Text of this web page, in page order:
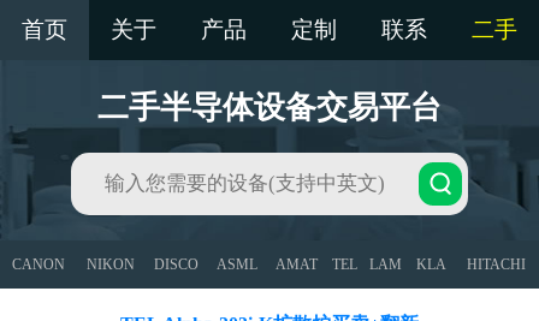
首页 关于 产品 定制 联系 二手
二手半导体设备交易平台
CANON NIKON DISCO ASML AMAT TEL LAM KLA HITACHI